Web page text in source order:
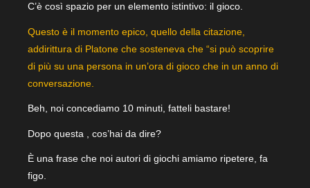
C’è così spazio per un elemento istintivo: il gioco.
Questo è il momento epico, quello della citazione,
addirittura di Platone che sosteneva che “si può scoprire
di più su una persona in un’ora di gioco che in un anno di
conversazione.
Beh, noi concediamo 10 minuti, fatteli bastare!
Dopo questa , cos’hai da dire?
È una frase che noi autori di giochi amiamo ripetere, fa
figo.